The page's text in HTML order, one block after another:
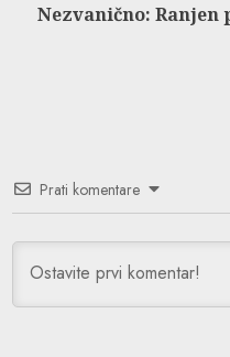
Next
Nezvanično: Ranjen
Prati komentare